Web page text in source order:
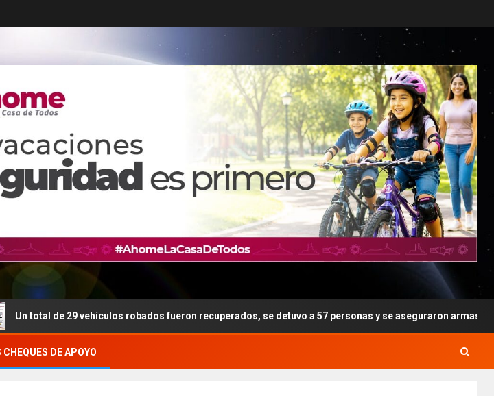
vehículos robados fueron recuperados, se detuvo a 57 personas y se aseguraron armas, drogas y
DE APOYO